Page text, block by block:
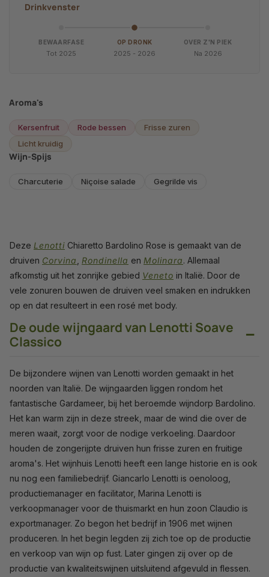
Drinkvenster
BEWAARFASE
Tot 2025
OP DRONK
2025 - 2026
OVER Z'N PIEK
Na 2026
Aroma's
Kersenfruit Rode bessen
Frisse zuren
Licht kruidig
Wijn-Spijs
Charcuterie Niçoise salade Gegrilde vis
Deze Lenotti Chiaretto Bardolino Rose is gemaakt van de
druiven Corvina Rondinella en Molinara. Allemaal
afkomstig uit het zonrijke gebied Veneto in Italië. Door de
vele zonuren bouwen de druiven veel smaken en indrukken
op en dat resulteert in een rosé met body.
De oude wijngaard van Lenotti Soave
Classico
−
De bijzondere wijnen van Lenotti worden gemaakt in het
noorden van Italië. De wijngaarden liggen rondom het
fantastische Gardameer, bij het beroemde wijndorp Bardolino.
Het kan warm zijn in deze streek, maar de wind die over de
meren waait, zorgt voor de nodige verkoeling. Daardoor
houden de zongerijpte druiven hun frisse zuren en fruitige
aroma's. Het wijnhuis Lenotti heeft een lange historie en is ook
nu nog een familiebedrijf. Giancarlo Lenotti is oenoloog,
productiemanager en facilitator, Marina Lenotti is
verkoopmanager voor de thuismarkt en hun zoon Claudio is
exportmanager. Zo begon het bedrijf in 1906 met wijnen
produceren. In het begin legden zij zich toe op de productie
en verkoop van wijn op fust. Later gingen zij over op de
productie van kwaliteitswijnen uitsluitend afgevuld in flessen.